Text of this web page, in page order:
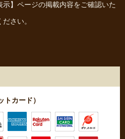
】 ページの掲載内容をご確認いた
さい。
トカード）